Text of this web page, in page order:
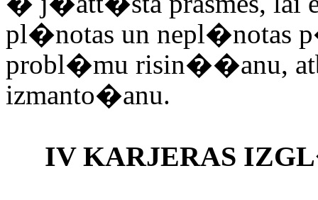
pl�notas un nepl�notas
probl�mu risin��anu,
izmanto�anu.
IV KARJERAS